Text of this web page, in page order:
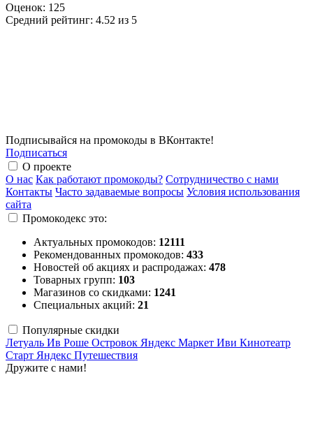
Оценок: 125
Средний рейтинг: 4.52 из 5
Подписывайся на промокоды в ВКонтакте!
Подписаться
О проекте
О нас Как работают промокоды? Сотрудничество с нами
Контакты Часто задаваемые вопросы Условия использования
сайта
Промокодекс это:
Актуальных промокодов: 12111
Рекомендованных промокодов: 433
Новостей об акциях и распродажах: 478
Товарных групп: 103
Магазинов со скидками: 1241
Специальных акций: 21
Популярные скидки
Летуаль Ив Роше Островок Яндекс Маркет Иви Кинотеатр
Старт Яндекс Путешествия
Дружите с нами!